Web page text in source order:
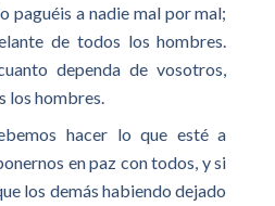
paguéis a nadie mal por mal;
de todos los hombres.
dependa de vosotros,
los hombres.
hacer lo que esté a
en paz con todos, y si
los demás habiendo dejado